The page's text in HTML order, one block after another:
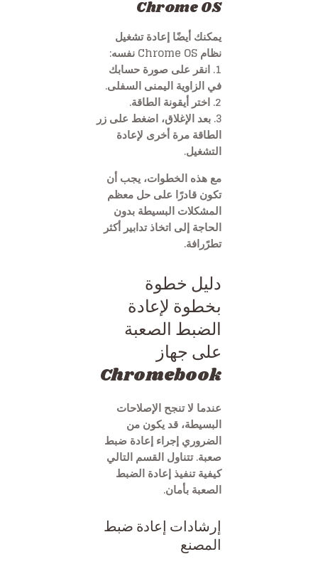
Chrome OS
يمكنك أيضًا إعادة تشغيل
نظام Chrome OS نفسه:
1. انقر على صورة حسابك
في الزاوية اليمنى السفلى.
2. اختر أيقونة الطاقة.
3. بعد الإغلاق، اضغط على زر
الطاقة مرة أخرى لإعادة
التشغيل.
مع هذه الخطوات، يجب أن
تكون قادرًا على حل معظم
المشكلات البسيطة بدون
الحاجة إلى اتخاذ تدابير أكثر
تطرًرافة.
دليل خطوة
بخطوة لإعادة
الضبط الصعبة
على جهاز
Chromebook
عندما لا تنجح الإصلاحات
البسيطة، قد يكون من
الضروري إجراء إعادة ضبط
صعبة. تتناول القسم التالي
كيفية تنفيذ إعادة الضبط
الصعبة بأمان.
إرشادات إعادة ضبط
المصنع